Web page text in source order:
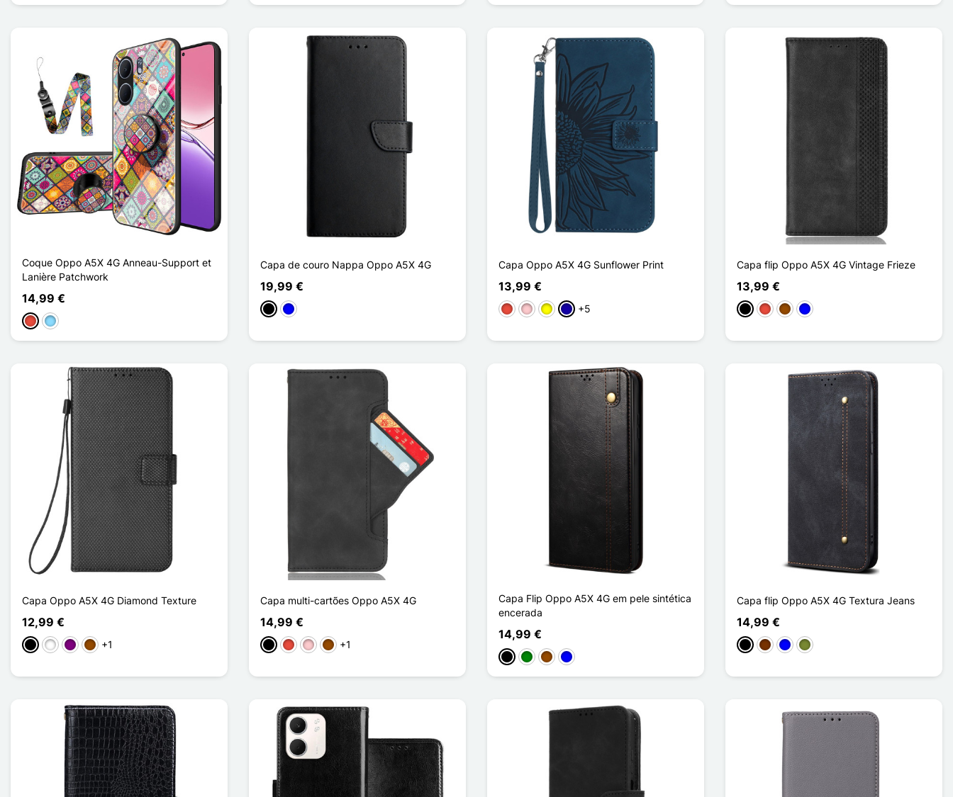
Coque Oppo A5X 4G Anneau-Support et
Lanière Patchwork
14,99 €
VermelhoAzul Claro
Capa de couro Nappa Oppo A5X 4G
19,99 €
PretoAzul
Capa Oppo A5X 4G Sunflower Print
13,99 €
Vermelho
RosaAmareloAzul Escuro
+5
Capa flip Oppo A5X 4G Vintage Frieze
13,99 €
PretoVermelho
Castanho
Azul
Capa Oppo A5X 4G Diamond Texture
12,99 €
PretoBrancoPúrpuraCastanho
+1
Capa multi-cartões Oppo A5X 4G
14,99 €
PretoVermelho
RosaCastanho
+1
Capa Flip Oppo A5X 4G em pele sintética
encerada
14,99 €
PretoVerdeCastanho
Azul
Capa flip Oppo A5X 4G Textura Jeans
14,99 €
PretoCaféAzulKhaki